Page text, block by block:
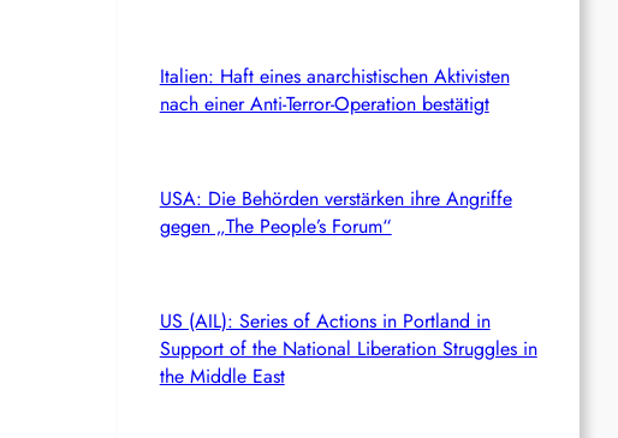
Italien: Haft eines anarchistischen Aktivisten
nach einer Anti-Terror-Operation bestätigt
USA: Die Behörden verstärken ihre Angriffe
gegen „The People’s Forum“
US (AIL): Series of Actions in Portland in
Support of the National Liberation Struggles in
the Middle East